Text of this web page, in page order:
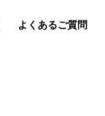
よくあるご質問